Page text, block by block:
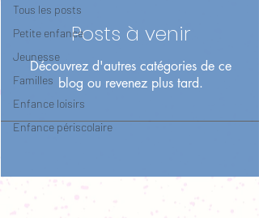
Tous les posts
Petite enfance
Jeunesse
Familles
Enfance loisirs
Enfance périscolaire
Posts à venir
Découvrez d'autres catégories de ce
blog ou revenez plus tard.